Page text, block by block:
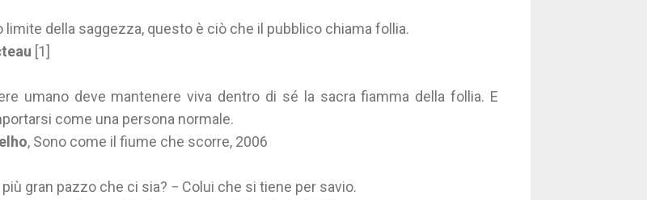
limite della saggezza, questo è ciò che il pubblico chiama follia.
[1]
umano deve mantenere viva dentro di sé la sacra fiamma della follia. E
come una persona normale.
, Sono come il fiume che scorre, 2006
più gran pazzo che ci sia? − Colui che si tiene per savio.